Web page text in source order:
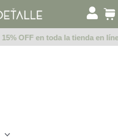
15% OFF en toda la tienda en